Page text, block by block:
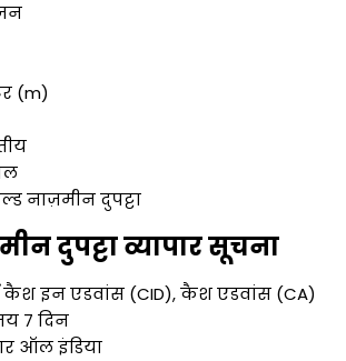
(m)
नाज़मीन दुपट्टा
दुपट्टा व्यापार सूचना
कैश इन एडवांस (CID), कैश एडवांस (CA)
7 दिन
ऑल इंडिया